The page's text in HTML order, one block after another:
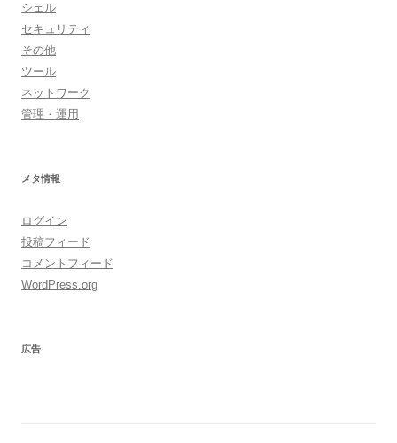
シェル
セキュリティ
その他
ツール
ネットワーク
管理・運用
メタ情報
ログイン
投稿フィード
コメントフィード
WordPress.org
広告